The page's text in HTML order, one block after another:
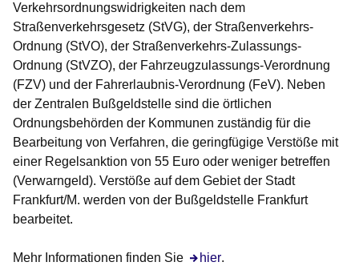
Verkehrsordnungswidrigkeiten nach dem
Straßenverkehrsgesetz (StVG), der Straßenverkehrs-
Ordnung (StVO), der Straßenverkehrs-Zulassungs-
Ordnung (StVZO), der Fahrzeugzulassungs-Verordnung
(FZV) und der Fahrerlaubnis-Verordnung (FeV). Neben
der Zentralen Bußgeldstelle sind die örtlichen
Ordnungsbehörden der Kommunen zuständig für die
Bearbeitung von Verfahren, die geringfügige Verstöße mit
einer Regelsanktion von 55 Euro oder weniger betreffen
(Verwarngeld). Verstöße auf dem Gebiet der Stadt
Frankfurt/M. werden von der Bußgeldstelle Frankfurt
bearbeitet.
Mehr Informationen finden Sie hier
Öffnet sich in einem neuen
.